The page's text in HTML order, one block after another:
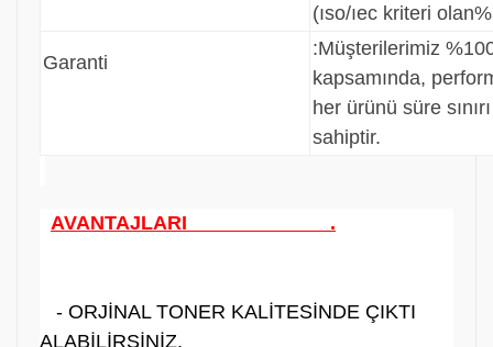
(ıso/ıec kriteri
Garanti
:Müşterilerimiz
kapsamında,
her ürünü süre
sahiptir.
AVANTAJLARI .
- ORJİNAL TONER KALİTESİNDE ÇIKTI
ALABİLİRSİNİZ.